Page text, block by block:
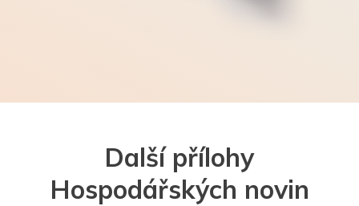
Další přílohy
Hospodářských novin